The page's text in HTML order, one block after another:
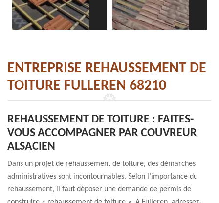
ENTREPRISE REHAUSSEMENT DE
TOITURE FULLEREN 68210
REHAUSSEMENT DE TOITURE : FAITES-
VOUS ACCOMPAGNER PAR COUVREUR
ALSACIEN
Dans un projet de rehaussement de toiture, des démarches
administratives sont incontournables. Selon l’importance du
rehaussement, il faut déposer une demande de permis de